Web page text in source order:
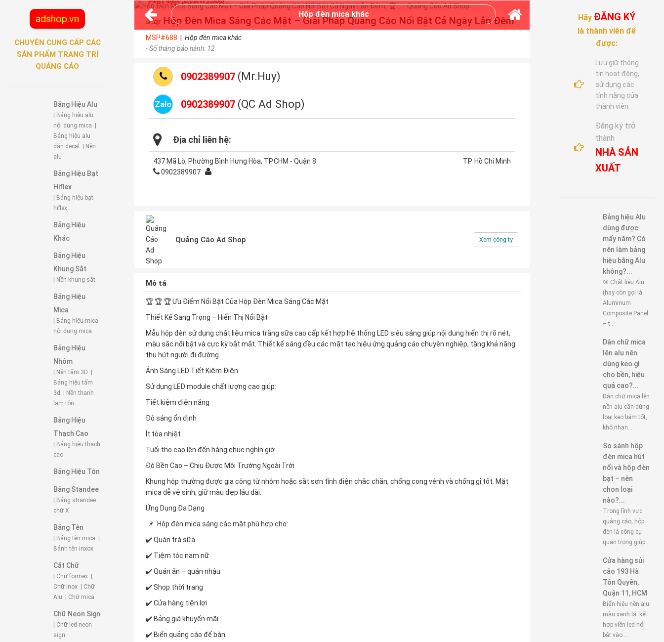
adshop.vn
CHUYÊN CUNG CẤP CÁC
SẢN PHẨM TRANG TRÍ
QUẢNG CÁO
Bảng Hiệu Alu
| Bảng hiệu alu
nội dung mica
Bảng hiệu alu
dán decal
| Nền
alu
Bảng Hiệu Bạt
Hiflex
| Bảng hiệu bạt
hiflex
Bảng Hiệu
Khác
Bảng Hiệu
Khung Sắt
| Nền khung sắt
Bảng Hiệu
Mica
| Bảng hiệu mica
nội dung mica
Bảng Hiệu
Nhôm
| Nền tấm 3D
Bảng hiệu tấm
3d
| Nền thanh
lam tôn
Bảng Hiệu
Thạch Cao
| Bảng hiệu thạch
cao
Bảng Hiệu Tôn
Bảng Standee
| Bảng strandee
chữ X
Bảng Tên
| Bảng tên mica
Bảnh tên inxox
Cắt Chữ
| Chữ formex
Chữ Inox
| Chữ
Alu
| Chữ mica
Chữ Neon Sign
| Chữ led neon
sign
Hộp đèn mica khác
Hộp Đèn Mica Sáng Các Mặt – Giải Pháp Quảng Cáo Nổi Bật Cả Ngày Lẫn Đêm
MSP#688
Hộp đèn mica khác
- Số tháng bảo hành: 12
0902389907 (Mr.Huy)
Zalo 0902389907 (QC Ad Shop)
Địa chỉ liên hệ:
437 Mã Lò, Phường Bình Hưng Hòa, TP.CHM - Quận 8
0902389907
TP. Hồ Chí Minh
Quảng Cáo Ad Shop Xem công ty
Mô tả
🏆 🏆 🏆 Ưu Điểm Nổi Bật Của Hộp Đèn Mica Sáng Các Mặt
Thiết Kế Sang Trọng – Hiển Thị Nổi Bật
Mẫu hộp đèn sử dụng chất liệu mica trắng sữa cao cấp kết hợp hệ thống LED siêu sáng giúp nội dung hiển thị rõ nét,
màu sắc nổi bật và cực kỳ bắt mắt. Thiết kế sáng đều các mặt tạo hiệu ứng quảng cáo chuyên nghiệp, tăng khả năng
thu hút người đi đường.
Ánh Sáng LED Tiết Kiệm Điện
Sử dụng LED module chất lượng cao giúp:
Tiết kiệm điện năng
Độ sáng ổn định
Ít tỏa nhiệt
Tuổi thọ cao lên đến hàng chục nghìn giờ
Độ Bền Cao – Chịu Được Môi Trường Ngoài Trời
Khung hộp thường được gia công từ nhôm hoặc sắt sơn tĩnh điện chắc chắn, chống cong vênh và chống gỉ tốt. Mặt
mica dễ vệ sinh, giữ màu đẹp lâu dài.
Ứng Dụng Đa Dạng
📌 Hộp đèn mica sáng các mặt phù hợp cho:
✔️ Quán trà sữa
✔️ Tiệm tóc nam nữ
✔️ Quán ăn – quán nhậu
✔️ Shop thời trang
✔️ Cửa hàng tiện lợi
✔️ Bảng giá khuyến mãi
✔️ Biển quảng cáo để bàn
Hãy ĐĂNG KÝ
là thành viên để
được:
Lưu giữ thông
tin hoạt động,
sử dụng các
tính năng của
thành viên.
Đăng ký trở
thành
NHÀ SẢN
XUẤT
Bảng hiệu Alu
dùng được
mấy năm? Có
nên làm bảng
hiệu bằng Alu
không?...
🎯 Chất liệu Alu
(hay còn gọi là
Aluminum
Composite Panel
– t...
Dán chữ mica
lên alu nên
dùng keo gì
cho bền, hiệu
quả cao?...
Dán chữ mica lên
nền alu cần dùng
loại keo bám tốt,
khô nhan...
So sánh hộp
đèn mica hút
nổi và hộp đèn
bạt – nên
chọn loại
nào?...
Trong lĩnh vực
quảng cáo, hộp
đèn là công cụ
quan trọng giúp...
Cửa hàng sủi
cảo 193 Hà
Tôn Quyền,
Quận 11, HCM
Biển hiệu nền alu
màu xanh lá. kết
hơp viền led nổi
bật vào ...